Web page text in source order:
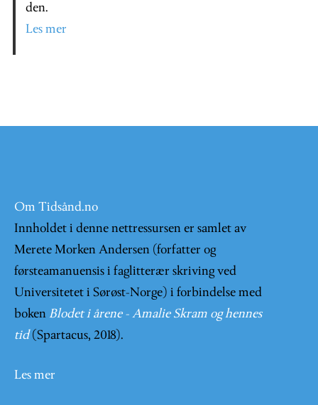
den.
Les mer
Om Tidsånd.no
Innholdet i denne nettressursen er samlet av
Merete Morken Andersen (forfatter og
førsteamanuensis i faglitterær skriving ved
Universitetet i Sørøst-Norge) i forbindelse med
boken Blodet i årene - Amalie Skram og hennes
tid (Spartacus, 2018).
Les mer